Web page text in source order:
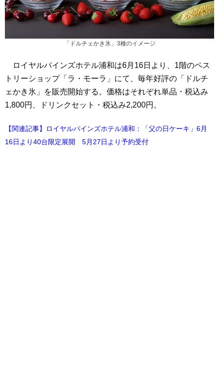
「ドルチェかき氷」3種のイメージ
ロイヤルパインズホテル浦和は6月16日より、1階のペス
トリーショップ「ラ・モーラ」にて、毎年好評の「ドルチ
ェかき氷」を販売開始する。価格はそれぞれ単品・税込み
1,800円、ドリンクセット・税込み2,200円。
【関連記事】ロイヤルパインズホテル浦和：「父の日ケーキ」6月
16日より40台限定展開 5月27日より予約受付